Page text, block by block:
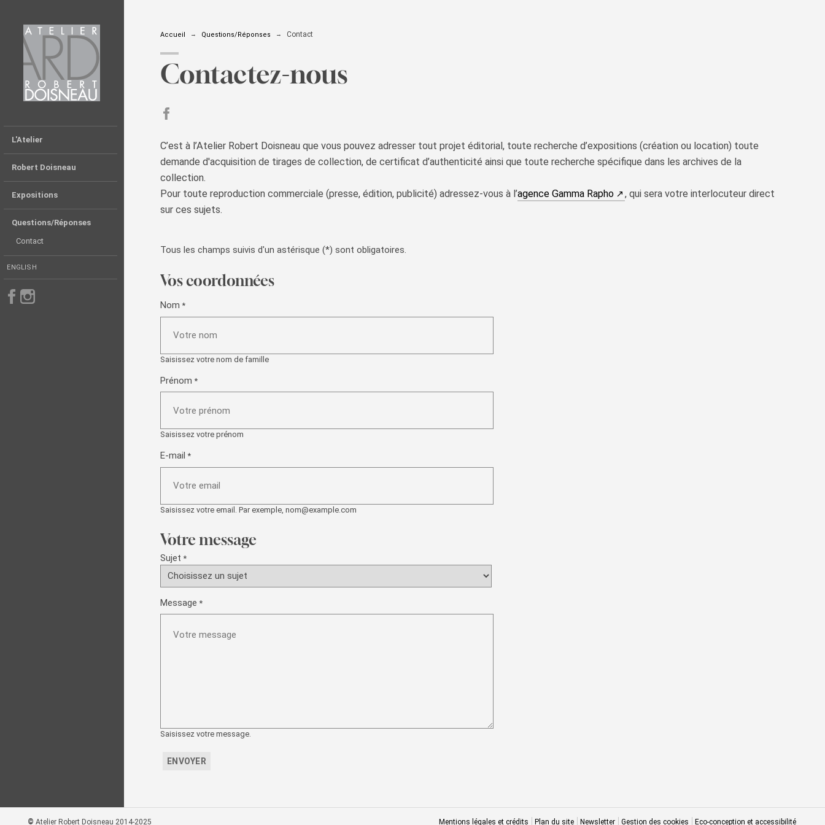
L'Atelier
Robert Doisneau
Expositions
Questions/Réponses
Contact
ENGLISH
Nous suivre sur Facebook
Nous suivre sur Instagram
Accueil Questions/Réponses Contact
Contactez-nous
partager sur Facebook
C’est à l’Atelier Robert Doisneau que vous pouvez adresser tout projet éditorial, toute recherche d’expositions (création ou location) toute
demande d'acquisition de tirages de collection, de certificat d’authenticité ainsi que toute recherche spécifique dans les archives de la
collection.
Pour toute reproduction commerciale (presse, édition, publicité) adressez-vous à l’agence Gamma Rapho (nouvelle fenêtre)
, qui sera votre interlocuteur direct
sur ces sujets.
Tous les champs suivis d'un astérisque (*) sont obligatoires.
Vos coordonnées
Nom *
Saisissez votre nom de famille
Prénom *
Saisissez votre prénom
E-mail *
Saisissez votre email. Par exemple, nom@example.com
Votre message
Sujet *
Message *
Saisissez votre message.
ENVOYER
© Atelier Robert Doisneau 2014-2025 Mentions légales et crédits Plan du site Newsletter Gestion des cookies Eco-conception et accessibilité